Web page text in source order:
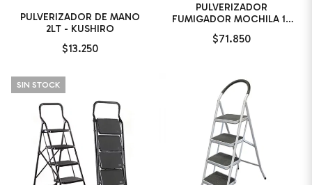
PULVERIZADOR DE MANO
2LT - KUSHIRO
$13.250
PULVERIZADOR
FUMIGADOR MOCHILA 16
LT - KUSHIRO
$71.850
SIN STOCK